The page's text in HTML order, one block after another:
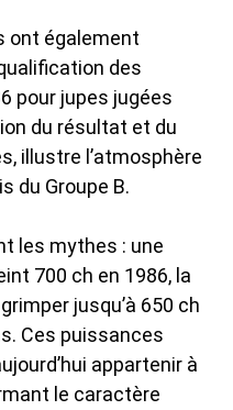
ont également
des
pour jupes jugées
du résultat et du
illustre l’atmosphère
du Groupe B.
les mythes : une
700 ch en 1986, la
jusqu’à 650 ch
Ces puissances
appartenir à
le caractère